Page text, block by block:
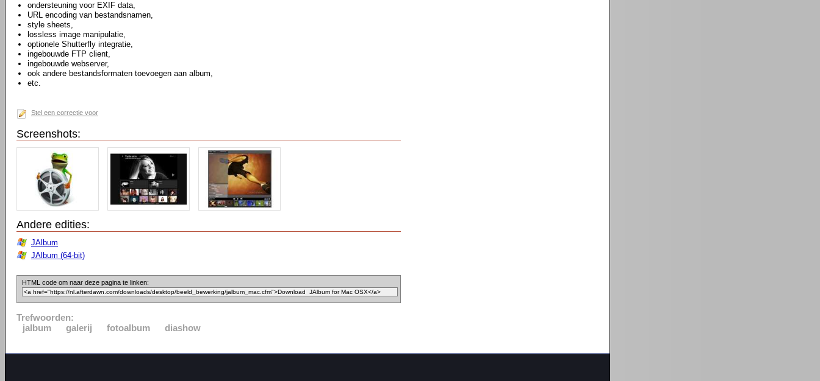
ondersteuning voor EXIF data,
URL encoding van bestandsnamen,
style sheets,
lossless image manipulatie,
optionele Shutterfly integratie,
ingebouwde FTP client,
ingebouwde webserver,
ook andere bestandsformaten toevoegen aan album,
etc.
Stel een correctie voor
Screenshots:
Andere edities:
JAlbum
JAlbum (64-bit)
HTML code om naar deze pagina te linken:
Trefwoorden:
jalbum
galerij fotoalbum diashow